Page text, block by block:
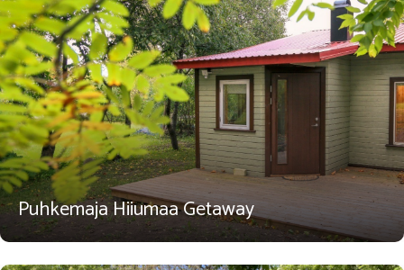
Puhkemaja Hiiumaa Getaway